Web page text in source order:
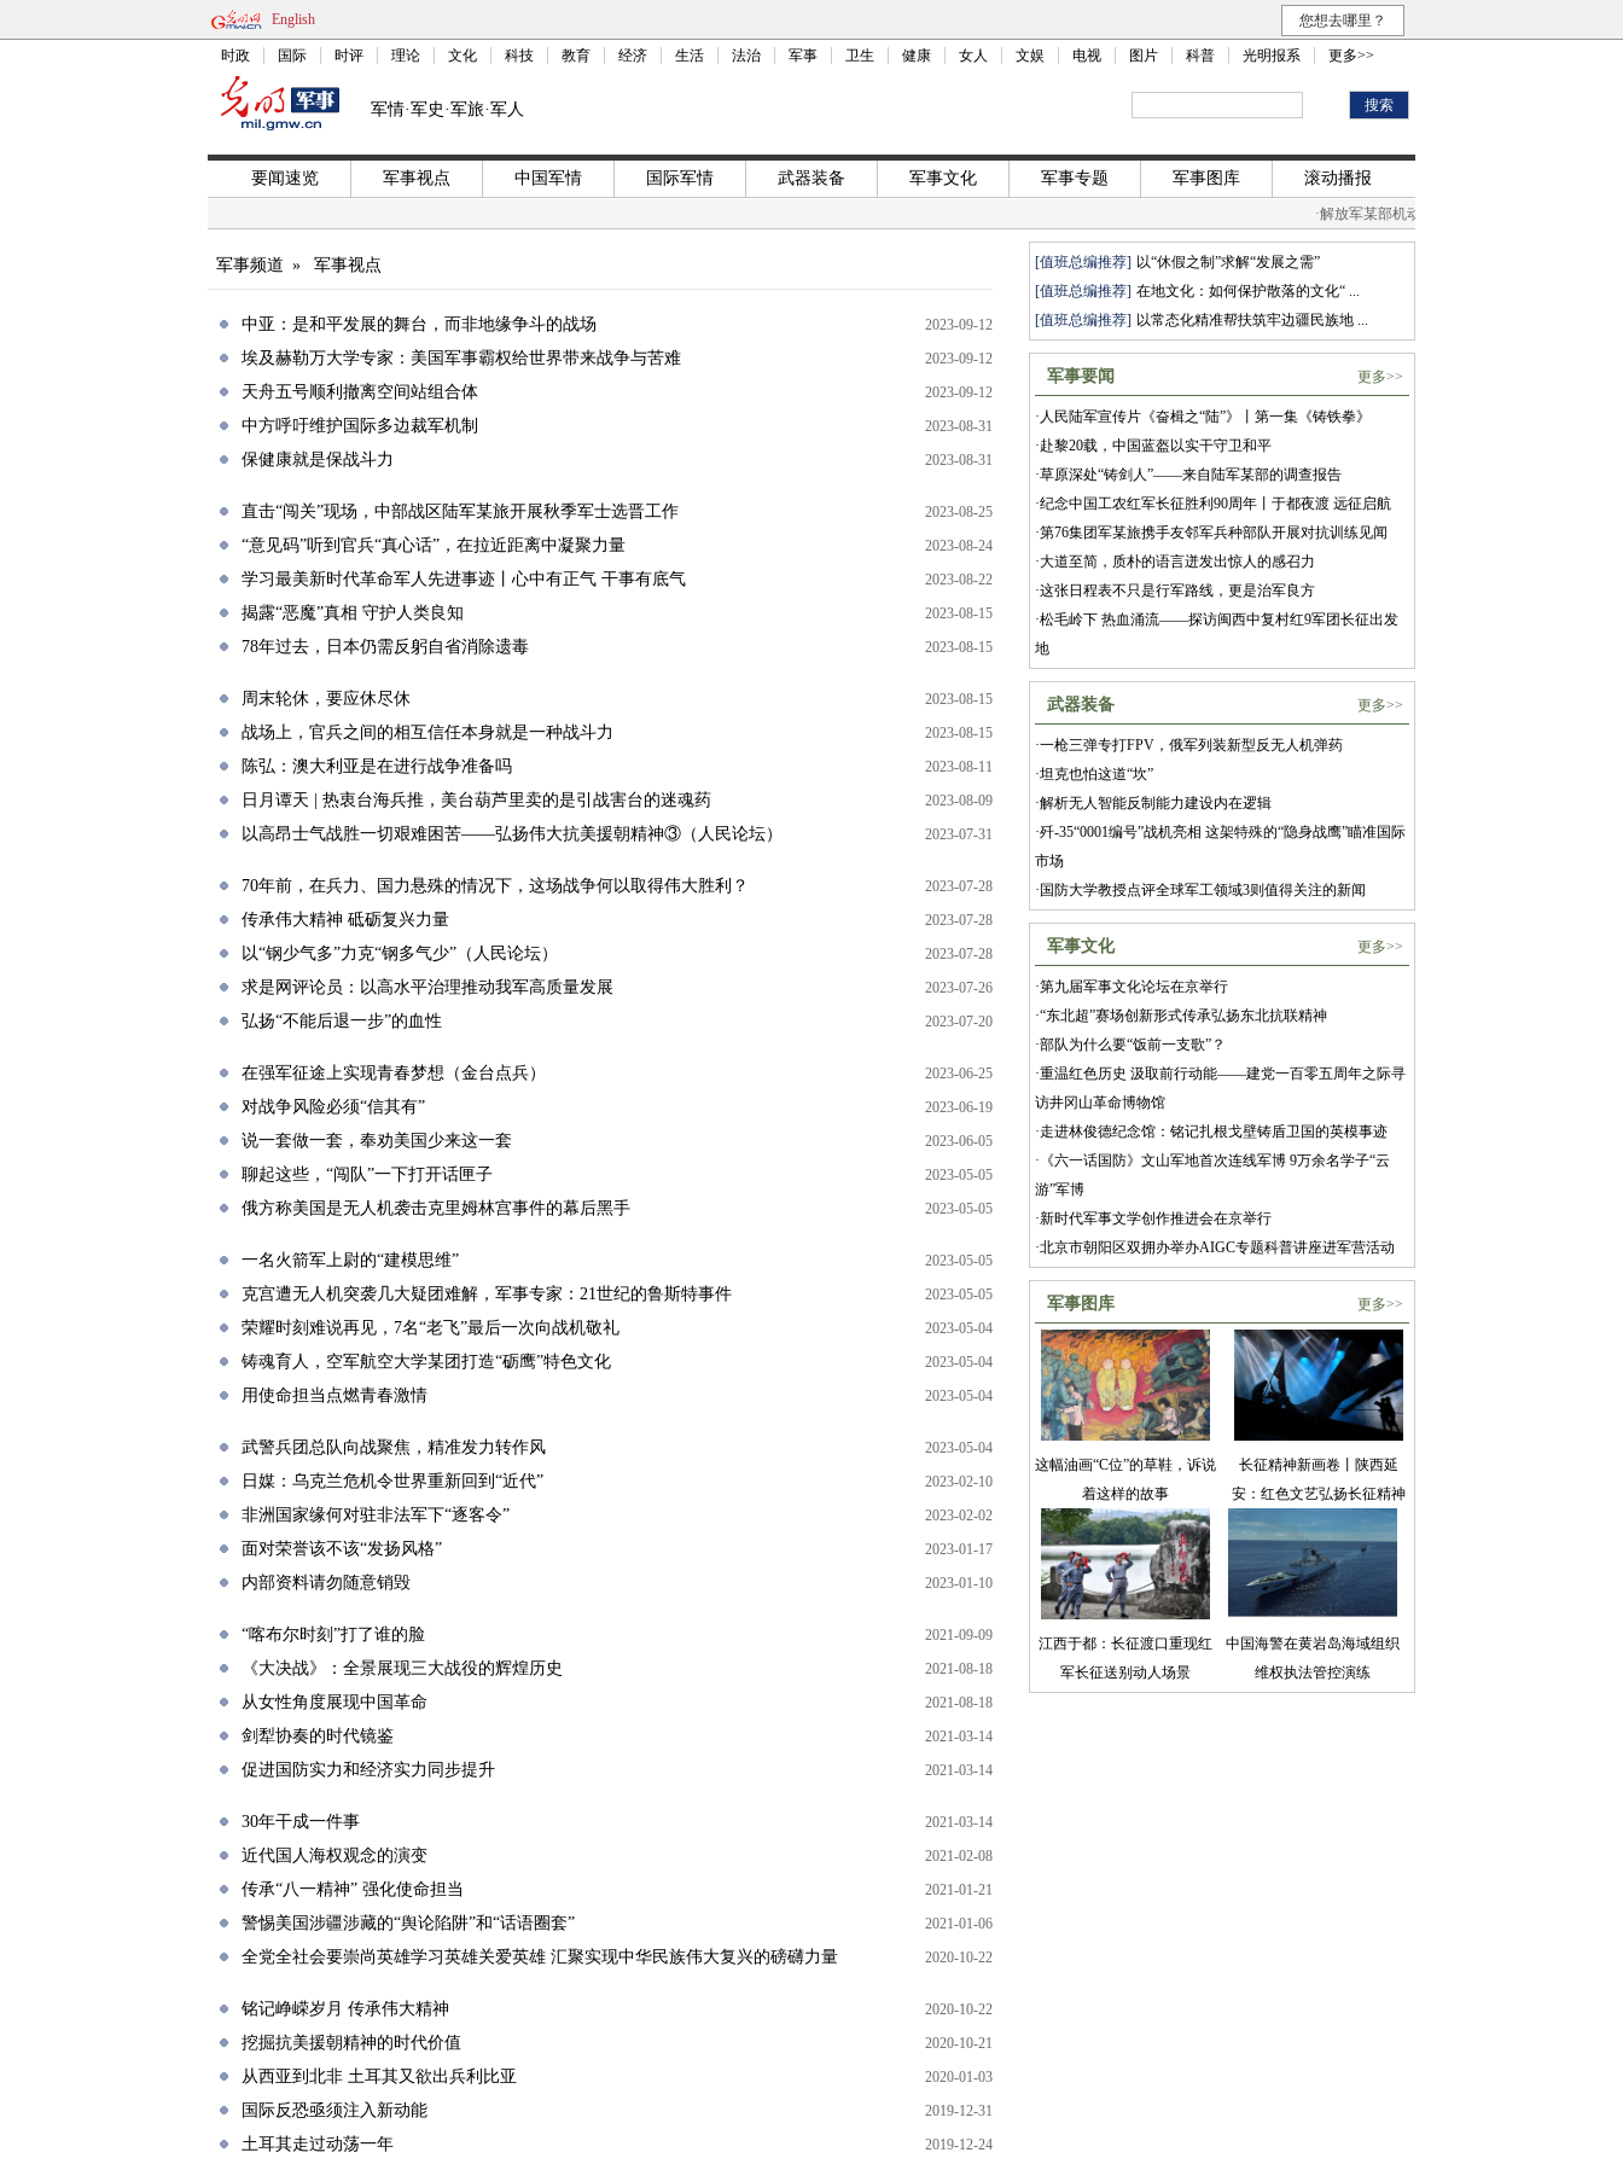
English 您想去哪里？
时政 国际 时评 理论 文化 科技 教育 经济 生活 法治 军事 卫生 健康 女人 文娱 电视 图片 科普 光明报系 更多>>
军情·军史·军旅·军人
要闻速览 军事视点 中国军情 国际军情 武器装备 军事文化 军事专题 军事图库 滚动播报
解放军某部机动行军途中开展红色故事宣讲活动
军事频道 » 军事视点
中亚：是和平发展的舞台，而非地缘争斗的战场 2023-09-12
埃及赫勒万大学专家：美国军事霸权给世界带来战争与苦难 2023-09-12
天舟五号顺利撤离空间站组合体 2023-09-12
中方呼吁维护国际多边裁军机制 2023-08-31
保健康就是保战斗力 2023-08-31
直击“闯关”现场，中部战区陆军某旅开展秋季军士选晋工作 2023-08-25
“意见码”听到官兵“真心话”，在拉近距离中凝聚力量 2023-08-24
学习最美新时代革命军人先进事迹丨心中有正气 干事有底气 2023-08-22
揭露“恶魔”真相 守护人类良知 2023-08-15
78年过去，日本仍需反躬自省消除遗毒 2023-08-15
周末轮休，要应休尽休 2023-08-15
战场上，官兵之间的相互信任本身就是一种战斗力 2023-08-15
陈弘：澳大利亚是在进行战争准备吗 2023-08-11
日月谭天 | 热衷台海兵推，美台葫芦里卖的是引战害台的迷魂药 2023-08-09
以高昂士气战胜一切艰难困苦——弘扬伟大抗美援朝精神③（人民论坛） 2023-07-31
70年前，在兵力、国力悬殊的情况下，这场战争何以取得伟大胜利？ 2023-07-28
传承伟大精神 砥砺复兴力量 2023-07-28
以“钢少气多”力克“钢多气少”（人民论坛） 2023-07-28
求是网评论员：以高水平治理推动我军高质量发展 2023-07-26
弘扬“不能后退一步”的血性 2023-07-20
在强军征途上实现青春梦想（金台点兵） 2023-06-25
对战争风险必须“信其有” 2023-06-19
说一套做一套，奉劝美国少来这一套 2023-06-05
聊起这些，“闯队”一下打开话匣子 2023-05-05
俄方称美国是无人机袭击克里姆林宫事件的幕后黑手 2023-05-05
一名火箭军上尉的“建模思维” 2023-05-05
克宫遭无人机突袭几大疑团难解，军事专家：21世纪的鲁斯特事件 2023-05-05
荣耀时刻难说再见，7名“老飞”最后一次向战机敬礼 2023-05-04
铸魂育人，空军航空大学某团打造“砺鹰”特色文化 2023-05-04
用使命担当点燃青春激情 2023-05-04
武警兵团总队向战聚焦，精准发力转作风 2023-05-04
日媒：乌克兰危机令世界重新回到“近代” 2023-02-10
非洲国家缘何对驻非法军下“逐客令” 2023-02-02
面对荣誉该不该“发扬风格” 2023-01-17
内部资料请勿随意销毁 2023-01-10
“喀布尔时刻”打了谁的脸 2021-09-09
《大决战》：全景展现三大战役的辉煌历史 2021-08-18
从女性角度展现中国革命 2021-08-18
剑犁协奏的时代镜鉴 2021-03-14
促进国防实力和经济实力同步提升 2021-03-14
30年干成一件事 2021-03-14
近代国人海权观念的演变 2021-02-08
传承“八一精神” 强化使命担当 2021-01-21
警惕美国涉疆涉藏的“舆论陷阱”和“话语圈套” 2021-01-06
全党全社会要崇尚英雄学习英雄关爱英雄 汇聚实现中华民族伟大复兴的磅礴力量 2020-10-22
铭记峥嵘岁月 传承伟大精神 2020-10-22
挖掘抗美援朝精神的时代价值 2020-10-21
从西亚到北非 土耳其又欲出兵利比亚 2020-01-03
国际反恐亟须注入新动能 2019-12-31
土耳其走过动荡一年 2019-12-24
[值班总编推荐] 以“休假之制”求解“发展之需”
[值班总编推荐] 在地文化：如何保护散落的文化“ ...
[值班总编推荐] 以常态化精准帮扶筑牢边疆民族地 ...
军事要闻 更多>>
· 人民陆军宣传片《奋楫之“陆”》丨第一集《铸铁拳》
·赴黎20载，中国蓝盔以实干守卫和平
·草原深处“铸剑人”——来自陆军某部的调查报告
·纪念中国工农红军长征胜利90周年丨于都夜渡 远征启航
·第76集团军某旅携手友邻军兵种部队开展对抗训练见闻
·大道至简，质朴的语言迸发出惊人的感召力
·这张日程表不只是行军路线，更是治军良方
·松毛岭下 热血涌流——探访闽西中复村红9军团长征出发
地
武器装备 更多>>
·一枪三弹专打FPV，俄军列装新型反无人机弹药
·坦克也怕这道“坎”
·解析无人智能反制能力建设内在逻辑
·歼-35“0001编号”战机亮相 这架特殊的“隐身战鹰”瞄准国际
市场
· 国防大学教授点评全球军工领域3则值得关注的新闻
军事文化 更多>>
·第九届军事文化论坛在京举行
·“东北超”赛场创新形式传承弘扬东北抗联精神
·部队为什么要“饭前一支歌”？
·重温红色历史 汲取前行动能——建党一百零五周年之际寻
访井冈山革命博物馆
·走进林俊德纪念馆：铭记扎根戈壁铸盾卫国的英模事迹
· 《六一话国防》文山军地首次连线军博 9万余名学子“云
游”军博
·新时代军事文学创作推进会在京举行
·北京市朝阳区双拥办举办AIGC专题科普讲座进军营活动
军事图库 更多>>
这幅油画“C位”的草鞋，诉说
着这样的故事
长征精神新画卷丨陕西延
安：红色文艺弘扬长征精神
江西于都：长征渡口重现红
军长征送别动人场景
中国海警在黄岩岛海域组织
维权执法管控演练